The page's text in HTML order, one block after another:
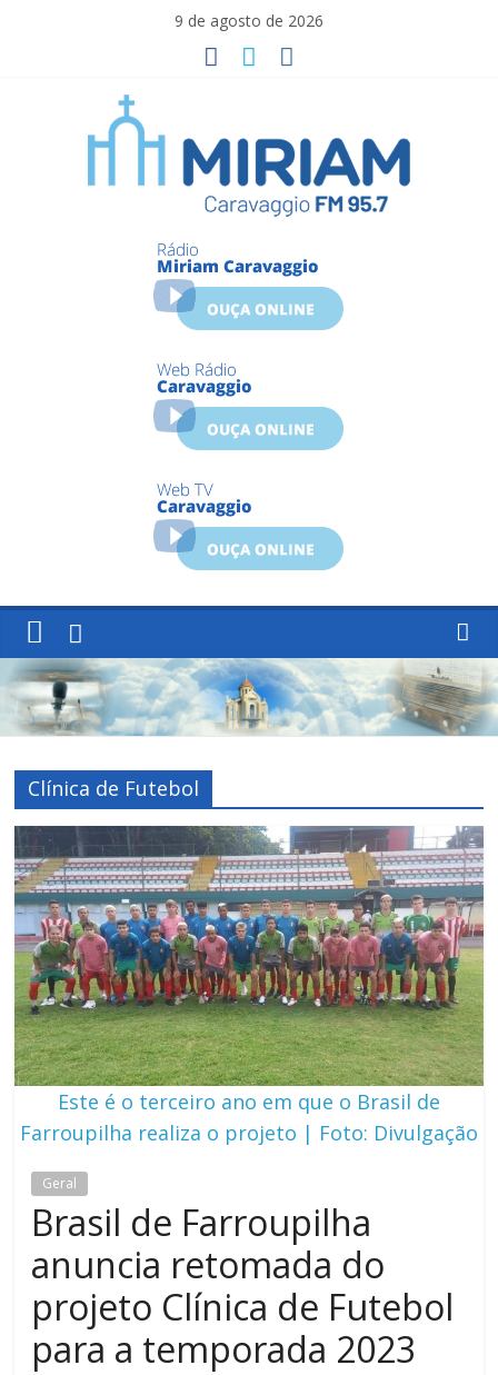
9 de agosto de 2026
Miriam
Caravaggio
Clínica de Futebol
Este é o terceiro ano em que o Brasil de
Farroupilha realiza o projeto | Foto: Divulgação
Geral
Brasil de Farroupilha
anuncia retomada do
projeto Clínica de Futebol
para a temporada 2023